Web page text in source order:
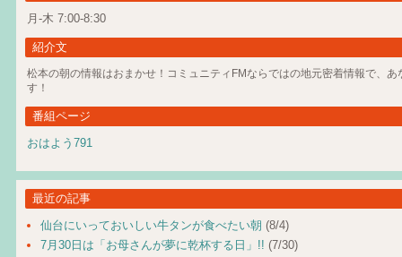
月-木 7:00-8:30
紹介文
松本の朝の情報はおまかせ！コミュニティFMならではの地元密着情報で、あ
す！
番組ページ
おはよう791
最近の記事
仙台にいっておいしい牛タンが食べたい朝 (8/4)
7月30日は「お母さんが夢に乾杯する日」!! (7/30)